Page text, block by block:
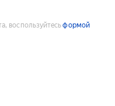
воспользуйтесьформой